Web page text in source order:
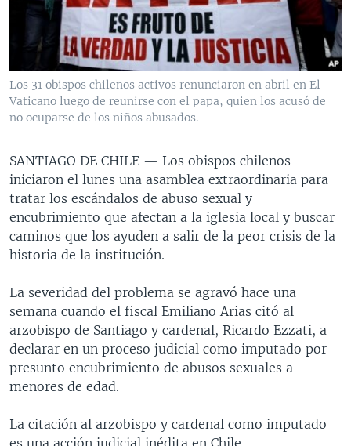
VENEZUELA
BRASIL
NICARAGUA
ECONOMÍA
ENTRETENIMIENTO Y CULTURA
TECNOLOGÍA
DEPORTES
CIENCIA Y SALUD
MULTIMEDIA
VIDEOS
FOTOGRAFÍA
AUDIOS
PROGRAMAS TV
EL MUNDO AL DÍA
FORO INTERAMERICANO
VISIÓN 360
LAS CLAVES
PANORAMA
RADIO
AVANCE INFORMATIVO
AUDIONOTICIAS
BUENOS DÍAS AMÉRICA
ESTADOS UNIDOS AL DÍA
EL MUNDO AL DÍA [RADIO]
FORO [RADIO]
NOTA ECONÓMICA
ENTRETENIMIENTO
DIRECT
DOCUMENTALES DE LA VOA
Learning English
SÍGANOS
Idiomas
Los 31 obispos chilenos activos renunciaron en abril en El
Vaticano luego de reunirse con el papa, quien los acusó de
no ocuparse de los niños abusados.
SANTIAGO DE CHILE — Los obispos chilenos
iniciaron el lunes una asamblea extraordinaria para
tratar los escándalos de abuso sexual y
encubrimiento que afectan a la iglesia local y buscar
caminos que los ayuden a salir de la peor crisis de la
historia de la institución.
La severidad del problema se agravó hace una
semana cuando el fiscal Emiliano Arias citó al
arzobispo de Santiago y cardenal, Ricardo Ezzati, a
declarar en un proceso judicial como imputado por
presunto encubrimiento de abusos sexuales a
menores de edad.
La citación al arzobispo y cardenal como imputado
es una acción judicial inédita en Chile.